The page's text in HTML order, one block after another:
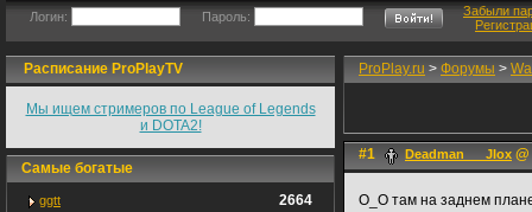
Логин: Пароль:
Забыли
Расписание ProPlayTV
Мы ищем стримеров по League of Legends
и DOTA2!
Самые богатые
ggtt 2664
ProPlay.ru > Форумы >
#1 Deadman___JIox
О_О там на заднем